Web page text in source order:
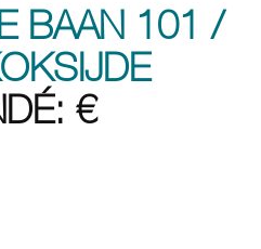
BAAN 101 /
€